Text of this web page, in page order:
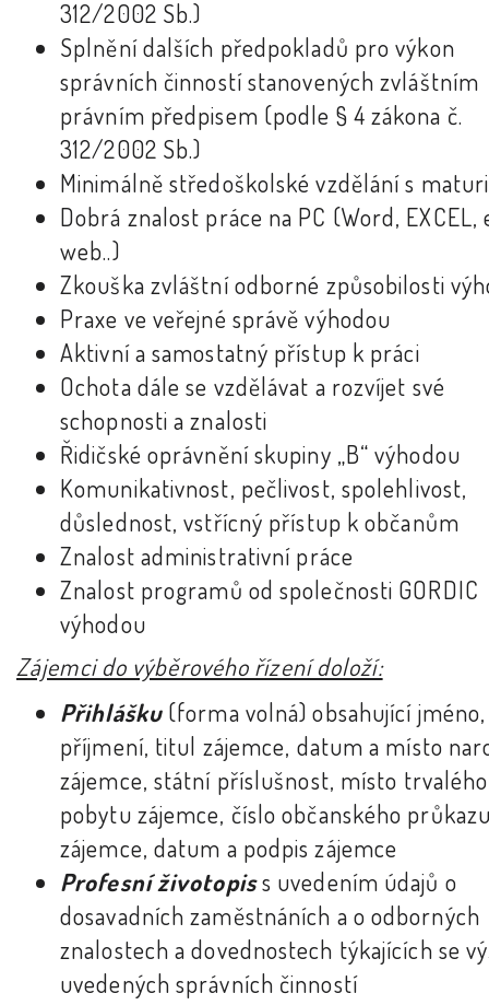
312/2002 Sb.)
Splnění dalších předpokladů pro výkon
správních činností stanovených zvláštním
právním předpisem (podle § 4 zákona č.
312/2002 Sb.)
Minimálně středoškolské vzdělání s
Dobrá znalost práce na PC (Word, EXCEL,
web..)
Zkouška zvláštní odborné způsobilosti
Praxe ve veřejné správě výhodou
Aktivní a samostatný přístup k práci
Ochota dále se vzdělávat a rozvíjet své
schopnosti a znalosti
Řidičské oprávnění skupiny „B“ výhodou
Komunikativnost, pečlivost, spolehlivost,
důslednost, vstřícný přístup k občanům
Znalost administrativní práce
Znalost programů od společnosti GORDIC
výhodou
Zájemci do výběrového řízení doloží:
Přihlášku(forma volná) obsahující jméno,
příjmení, titul zájemce, datum a místo
zájemce, státní příslušnost, místo trvalého
pobytu zájemce, číslo občanského
zájemce, datum a podpis zájemce
Profesní životopiss uvedením údajů o
dosavadních zaměstnáních a o odborných
znalostech a dovednostech týkajících se
uvedených správních činností